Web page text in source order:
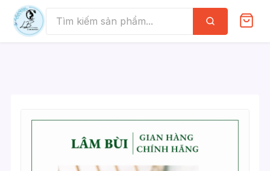
Skip
content
Tìm
kiếm